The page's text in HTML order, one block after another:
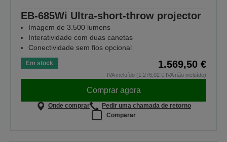
EB-685Wi Ultra-short-throw projector
Imagem de 3.500 lumens
Interatividade com duas canetas
Conectividade sem fios opcional
Em stock 1.569,50 €
IVA incluído (1.276,02 € IVA não incluído)
Comprar agora
Onde comprar
Pedir uma chamada de retorno
Comparar